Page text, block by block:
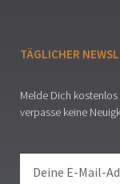
TÄGLICHER
Melde Dich
verpasse keine